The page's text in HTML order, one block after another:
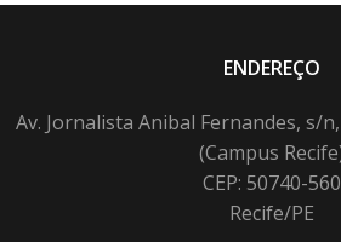
ENDEREÇO
Av. Jornalista Anibal Fernandes, s/
(Campus
CEP: 50740-560
Recife/PE